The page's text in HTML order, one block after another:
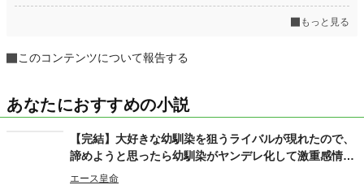
もっと見る
このコンテンツについて報告する
あなたにおすすめの小説
【完結】大好きな幼馴染を狙うライバルが現れたので、
諦めようと思ったら幼馴染がヤンデレ化して激重感情を
向けてきた。
エース皇命